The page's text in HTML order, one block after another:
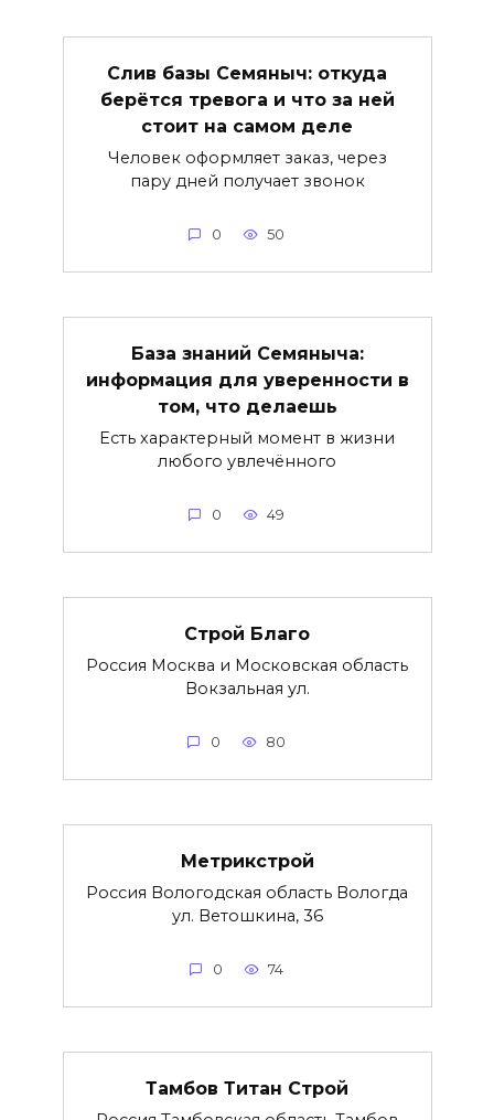
Слив базы Семяныч: откуда
берётся тревога и что за ней
стоит на самом деле
Человек оформляет заказ, через
пару дней получает звонок
0 50
База знаний Семяныча:
информация для уверенности в
том, что делаешь
Есть характерный момент в жизни
любого увлечённого
0 49
Строй Благо
Россия Москва и Московская область
Вокзальная ул.
0 80
Метрикстрой
Россия Вологодская область Вологда
ул. Ветошкина, 36
0 74
Тамбов Титан Строй